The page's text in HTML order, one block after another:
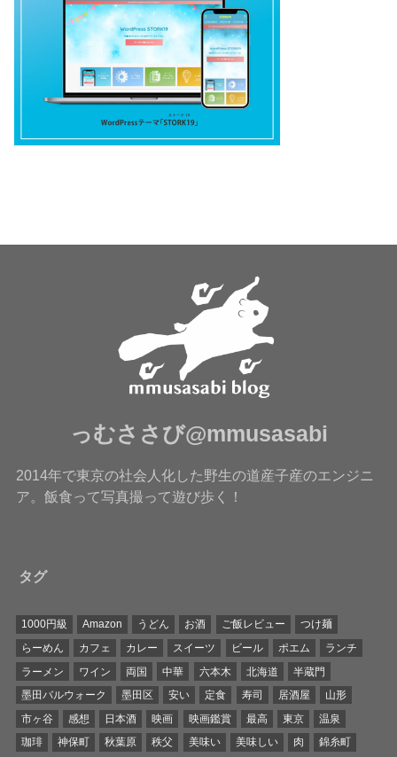
っむささび@mmusasabi
2014年で東京の社会人化した野生の道産子産のエンジニ
ア。飯食って写真撮って遊び歩く！
タグ
1000円級 Amazon うどん お酒 ご飯レビュー
つけ麺
らーめん
カフェ カレー スイーツ ビール ポエム
ランチ
ラーメン
ワイン 両国 中華 六本木 北海道
半蔵門
墨田バルウォーク
墨田区 安い 定食 寿司 居酒屋
山形
市ヶ谷
感想 日本酒 映画 映画鑑賞 最高 東京
温泉
珈琲
神保町 秋葉原 秩父 美味い 美味しい 肉 錦糸町